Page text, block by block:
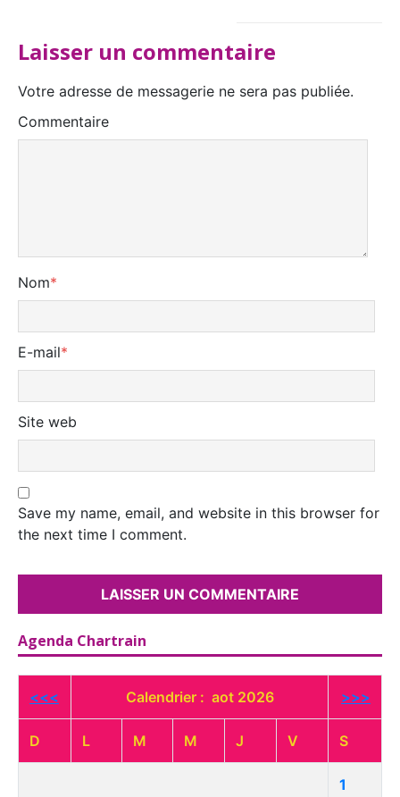
Laisser un commentaire
Votre adresse de messagerie ne sera pas publiée.
Commentaire
Nom*
E-mail*
Site web
Save my name, email, and website in this browser for
the next time I comment.
Agenda Chartrain
<<< Calendrier : aot 2026 >>>
D L M M J V S
1